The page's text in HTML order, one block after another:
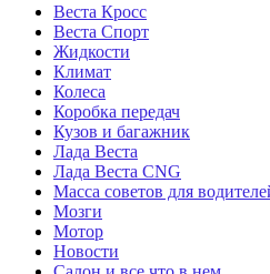
Веста Кросс
Веста Спорт
Жидкости
Климат
Колеса
Коробка передач
Кузов и багажник
Лада Веста
Лада Веста CNG
Масса советов для
Мозги
Мотор
Новости